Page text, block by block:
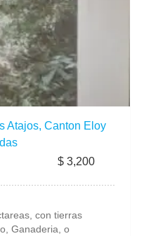
Atajos, Canton Eloy
$ 3,200
con tierras
Ganaderia, o